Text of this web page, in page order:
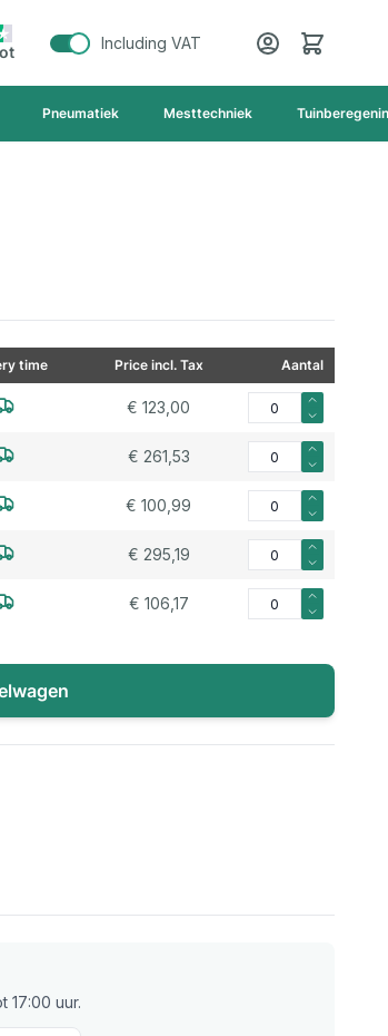
Including VAT Cart
Pneumatiek Mesttechniek
time Price incl. Tax Aantal
€ 123,00 Aantal voor
€ 261,53 Aantal voor
€ 100,99 Aantal voor
€ 295,19 Aantal voor
€ 106,17 Aantal voor
17:00 uur.